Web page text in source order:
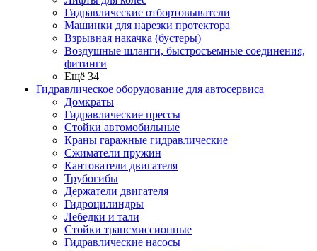
Гидравлические отбортовыватели
Машинки для нарезки протектора
Взрывная накачка (бустеры)
Воздушные шланги, быстросъемные соединения,
фитинги
Ещё 34
Гидравлическое оборудование для автосервиса
Домкраты
Гидравлические прессы
Стойки автомобильные
Краны гаражные гидравлические
Сжиматели пружин
Кантователи двигателя
Трубогибы
Держатели двигателя
Гидроцилиндры
Лебедки и тали
Стойки трансмиссионные
Гидравлические насосы